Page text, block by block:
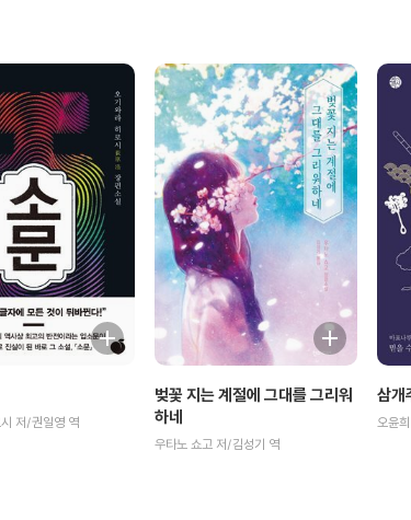
저/권일영 역
벚꽃 지는 계절에 그대를 그리워
하네
우타노 쇼고 저/김성기 역
삼개
오윤